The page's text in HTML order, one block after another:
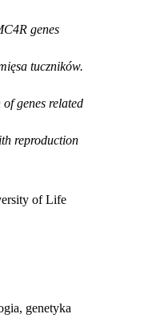
genes
tuczników.
genes related
reproduction
of Life
genetyka